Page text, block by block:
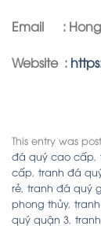
Email :
Website :
This entry was
đá quý cao cấp,
cấp, tranh đá
rẻ, tranh đá quý
phong thủy,
quý quận 3,